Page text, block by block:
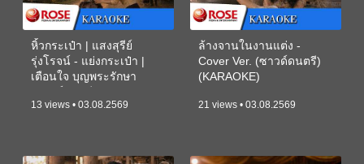
หิ้วกระเป๋า | แสงสุรีย์
รุ่งโรจน์ - แย่งกระเป๋า |
เตือนใจ บุญพระรักษา
13 views • 03.08.2569
ล้างจานในงานแต่ง -
Cover Ver. (ซาวด์ดนตรี)
(KARAOKE)
21 views • 03.08.2569